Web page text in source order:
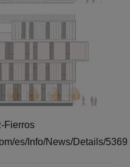
Fierros
es/Info/News/Details/5369